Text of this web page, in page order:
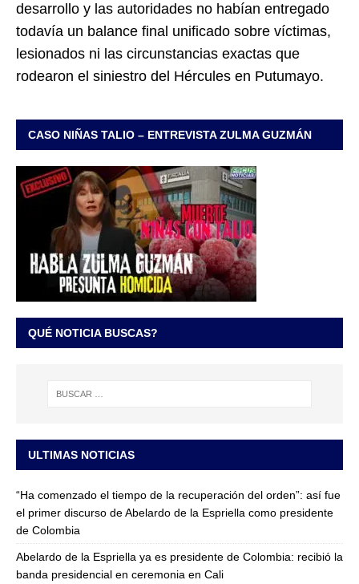
desarrollo y las autoridades no habían entregado
todavía un balance final unificado sobre víctimas,
lesionados ni las circunstancias exactas que
rodearon el siniestro del Hércules en Putumayo.
CASO NIÑAS TALIO – ENTREVISTA ZULMA GUZMÁN
QUÉ NOTICIA BUSCAS?
ULTIMAS NOTICIAS
“Ha comenzado el tiempo de la recuperación del orden”: así fue
el primer discurso de Abelardo de la Espriella como presidente
de Colombia
Abelardo de la Espriella ya es presidente de Colombia: recibió la
banda presidencial en ceremonia en Cali